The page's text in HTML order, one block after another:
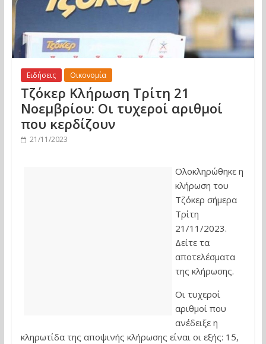
Ειδήσεις Οικονομία
Τζόκερ Κλήρωση Τρίτη 21
Νοεμβρίου: Οι τυχεροί αριθμοί
που κερδίζουν
21/11/2023
Ολοκληρώθηκε η
κλήρωση του
Τζόκερ σήμερα
Τρίτη
21/11/2023.
Δείτε τα
αποτελέσματα
της κλήρωσης.
Οι τυχεροί
αριθμοί που
ανέδειξε η
κληρωτίδα της αποψινής κλήρωσης είναι οι εξής: 15,